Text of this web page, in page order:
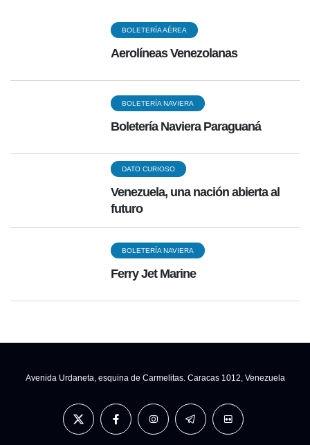
BOLETERÍA AÉREA
Aerolíneas Venezolanas
BOLETERÍA NAVIERA
Boletería Naviera Paraguaná
DATO CURIOSO
Venezuela, una nación abierta al
futuro
BOLETERÍA NAVIERA
Ferry Jet Marine
Avenida Urdaneta, esquina de Carmelitas. Caracas 1012, Venezuela